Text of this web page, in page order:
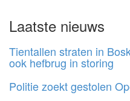
Laatste nieuws
Tientallen straten in
ook hefbrug in storing
Politie zoekt gestolen